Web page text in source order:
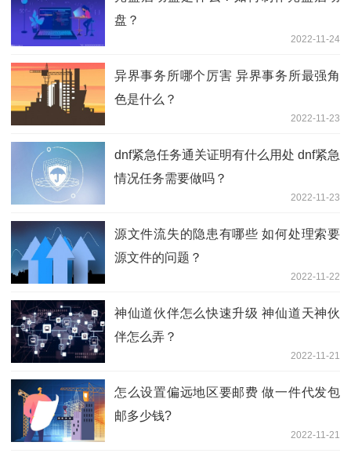
盘？
2022-11-24
异界事务所哪个厉害 异界事务所最强角
色是什么？
2022-11-23
dnf紧急任务通关证明有什么用处 dnf紧急
情况任务需要做吗？
2022-11-23
源文件流失的隐患有哪些 如何处理索要
源文件的问题？
2022-11-22
神仙道伙伴怎么快速升级 神仙道天神伙
伴怎么弄？
2022-11-21
怎么设置偏远地区要邮费 做一件代发包
邮多少钱?
2022-11-21